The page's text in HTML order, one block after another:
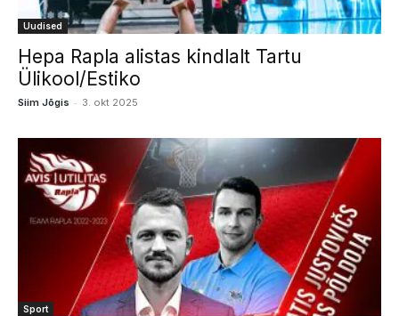
Uudised
Hepa Rapla alistas kindlalt Tartu
Ülikool/Estiko
Siim Jõgis - 3. okt 2025
Sport